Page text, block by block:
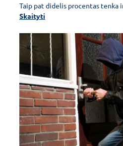
Taip pat didelis procentas tenka
Skaityti